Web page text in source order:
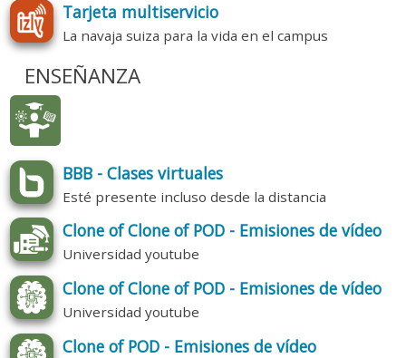
Tarjeta multiservicio
La navaja suiza para la vida en el campus
ENSEÑANZA
BBB - Clases virtuales
Esté presente incluso desde la distancia
Clone of Clone of POD - Emisiones de vídeo
Universidad youtube
Clone of Clone of POD - Emisiones de vídeo
Universidad youtube
Clone of POD - Emisiones de vídeo